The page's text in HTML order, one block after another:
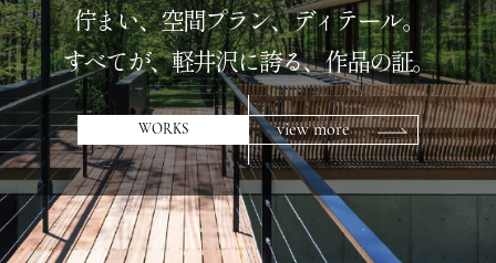
佇まい、空間プラン、ディテール。
すべてが、軽井沢に誇る、作品の証。
WORKS view more